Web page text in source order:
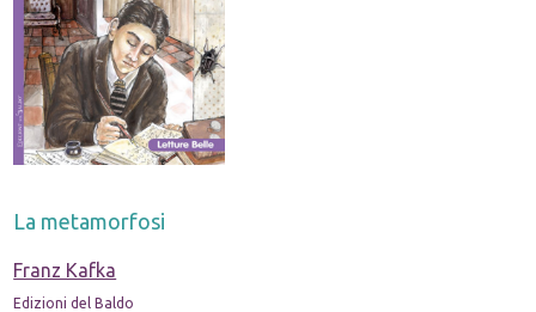
La metamorfosi
Franz Kafka
Edizioni del Baldo